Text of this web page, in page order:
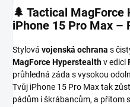
🌲 Tactical
iPhone 15 Pro Max –
Stylová vojenská ochrana s
MagForce Hyperstealthv edici
průhledná záda s vysokou
Tvůj iPhone 15 Pro Max tak
pádům i škrábancům, a přitom